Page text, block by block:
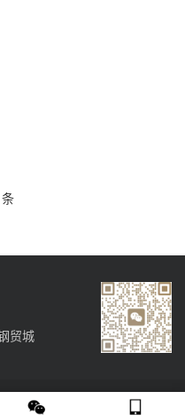
条
贸城
公司 版权所有 网站备案号：